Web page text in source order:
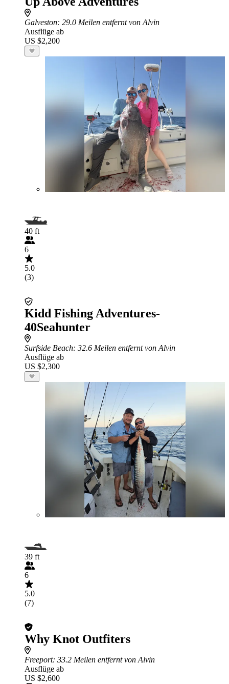
Galveston: 29.0 Meilen entfernt von Alvin
Ausflüge ab
US $2,200
40 ft
6
5.0
(3)
Kidd Fishing Adventures-
40Seahunter
Surfside Beach: 32.6 Meilen entfernt von Alvin
Ausflüge ab
US $2,300
39 ft
6
5.0
(7)
Why Knot Outfiters
Freeport: 33.2 Meilen entfernt von Alvin
Ausflüge ab
US $2,600